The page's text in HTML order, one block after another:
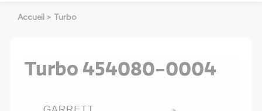
Accueil > Turbo
Turbo 454080-0004